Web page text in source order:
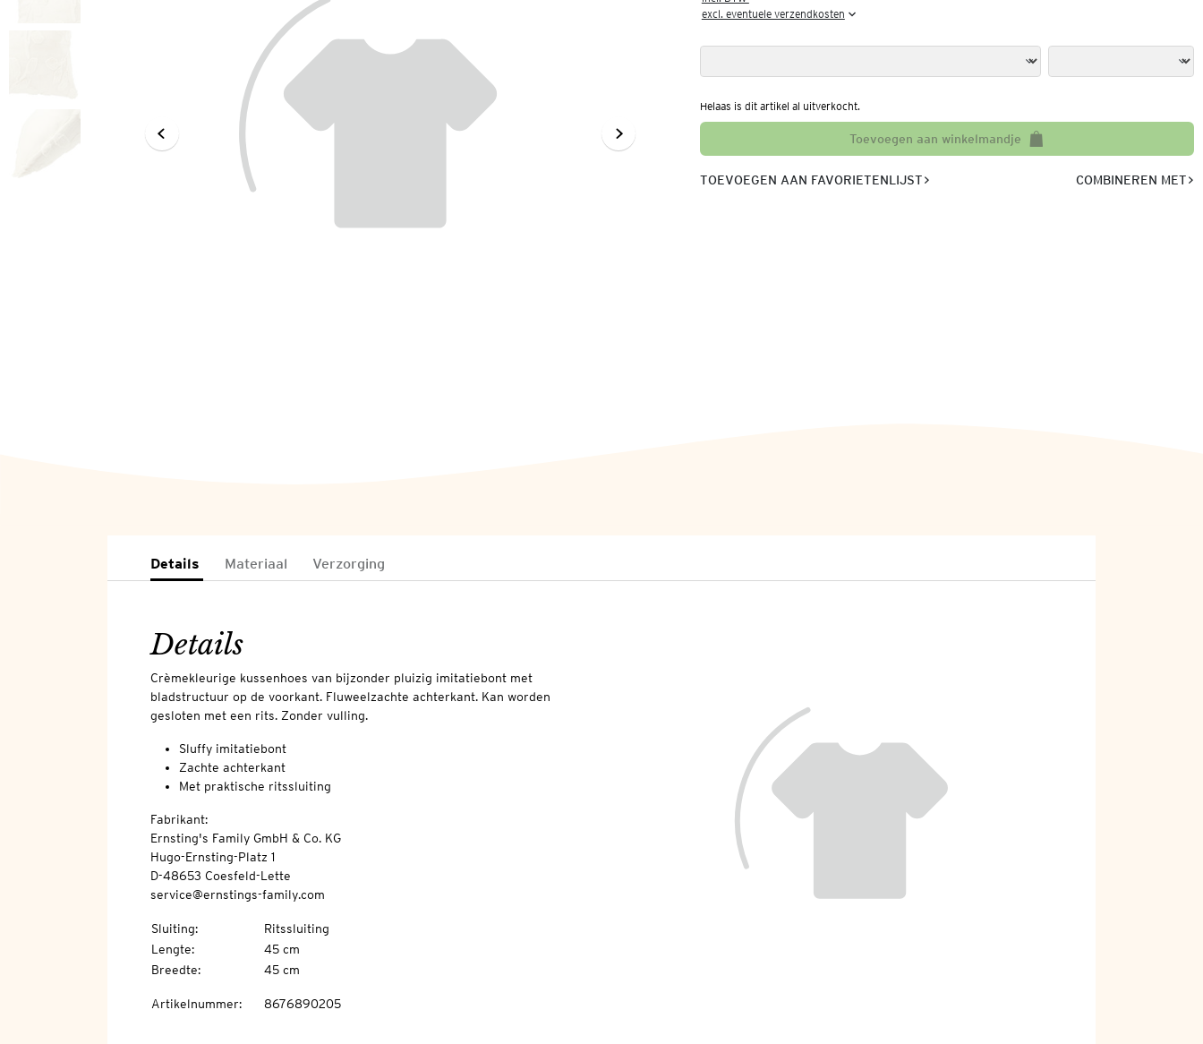
excl. eventuele verzendkosten
Helaas is dit artikel al uitverkocht.
Toevoegen aan winkelmandje
TOEVOEGEN AAN FAVORIETENLIJST COMBINEREN MET
Details Materiaal Verzorging
Details
Crèmekleurige kussenhoes van bijzonder pluizig imitatiebont met
bladstructuur op de voorkant. Fluweelzachte achterkant. Kan worden
gesloten met een rits. Zonder vulling.
Sluffy imitatiebont
Zachte achterkant
Met praktische ritssluiting
Fabrikant:
Ernsting's Family GmbH & Co. KG
Hugo-Ernsting-Platz 1
D-48653 Coesfeld-Lette
service@ernstings-family.com
Sluiting:
Ritssluiting
Lengte:
45 cm
Breedte: 45 cm
Artikelnummer: 8676890205